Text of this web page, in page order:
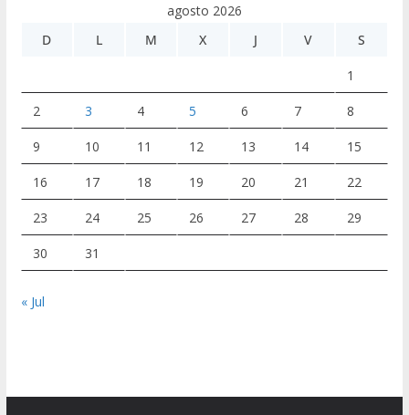
agosto 2026
D
L M X J V S
1
2 3 4 5 6 7 8
9 10 11 12 13 14 15
16 17 18 19 20 21 22
23 24 25 26 27 28 29
30 31
« Jul